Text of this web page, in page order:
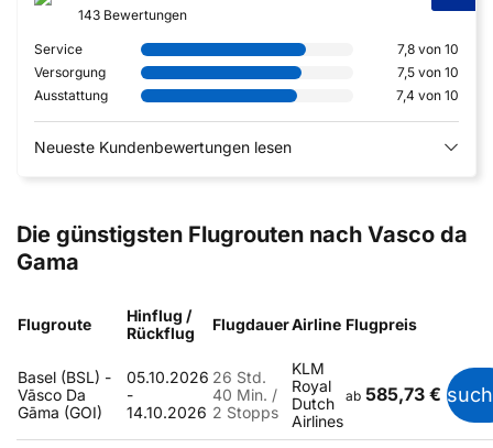
143 Bewertungen
Service
7,8 von 10
Versorgung
7,5 von 10
Ausstattung
7,4 von 10
Neueste Kundenbewertungen lesen
Die günstigsten Flugrouten nach Vasco da
Gama
Flugroute
Hinflug /
Rückflug
FlugdauerAirline Flugpreis
Basel (BSL) -
Vāsco Da
Gāma (GOI)
05.10.2026
-
14.10.2026
26 Std.
40 Min. /
2 Stopps
KLM
Royal
Dutch
Airlines
ab 585,73 €